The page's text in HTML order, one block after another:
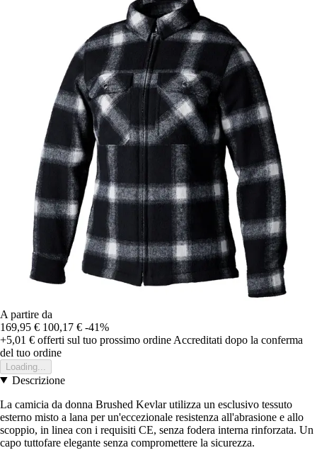
A partire da
169,95 € 100,17 € -41%
+5,01 € offerti sul tuo prossimo ordine Accreditati dopo la conferma
del tuo ordine
Loading...
Descrizione
La camicia da donna Brushed Kevlar utilizza un esclusivo tessuto
esterno misto a lana per un'eccezionale resistenza all'abrasione e allo
scoppio, in linea con i requisiti CE, senza fodera interna rinforzata. Un
capo tuttofare elegante senza compromettere la sicurezza.